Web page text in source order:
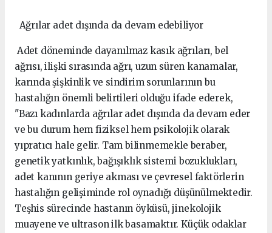
Ağrılar adet dışında da devam edebiliyor
Adet döneminde dayanılmaz kasık ağrıları, bel
ağrısı, ilişki sırasında ağrı, uzun süren kanamalar,
karında şişkinlik ve sindirim sorunlarının bu
hastalığın önemli belirtileri olduğu ifade ederek,
"Bazı kadınlarda ağrılar adet dışında da devam eder
ve bu durum hem fiziksel hem psikolojik olarak
yıpratıcı hale gelir. Tam bilinmemekle beraber,
genetik yatkınlık, bağışıklık sistemi bozuklukları,
adet kanının geriye akması ve çevresel faktörlerin
hastalığın gelişiminde rol oynadığı düşünülmektedir.
Teşhis sürecinde hastanın öyküsü, jinekolojik
muayene ve ultrason ilk basamaktır. Küçük odaklar